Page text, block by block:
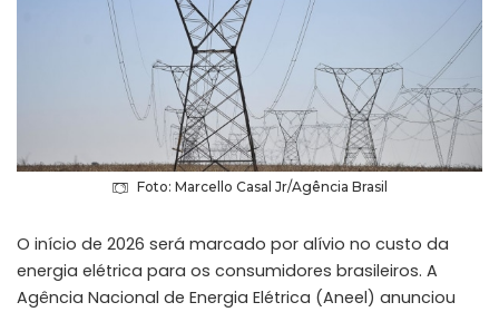
Foto: Marcello Casal Jr/Agência Brasil
O início de 2026 será marcado por alívio no custo da
energia elétrica para os consumidores brasileiros. A
Agência Nacional de Energia Elétrica (Aneel) anunciou